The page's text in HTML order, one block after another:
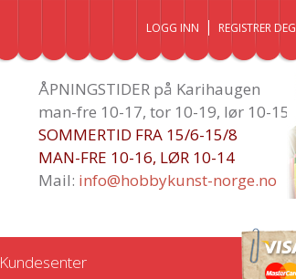
LOGG INN REGISTRER DEG
ÅPNINGSTIDER på Karihaugen
man-fre 10-17, tor 10-19, lør 10-15
SOMMERTID FRA 15/6-15/8
MAN-FRE 10-16, LØR 10-14
Mail: info@hobbykunst-norge.no
Kundesenter